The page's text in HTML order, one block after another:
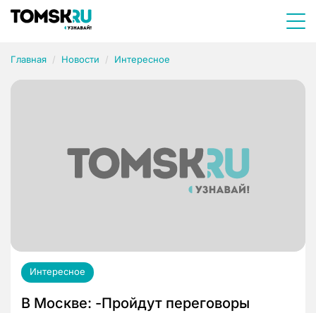
Главная Новости Интересное
Интересное
В Москве: -Пройдут переговоры